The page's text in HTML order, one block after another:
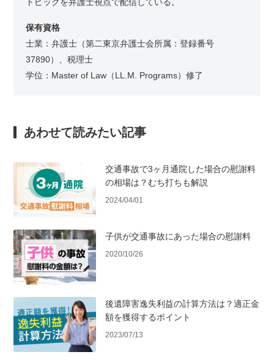
保有資格
士業：弁護士（第二東京弁護士会所属：登録番号
37890）、税理士
学位：Master of Law（LL.M. Programs）修了
あわせて読みたい記事
交通事故で3ヶ月通院した場合の慰謝料
の相場は？むち打ちも解説
2024/04/01
子供が交通事故にあった場合の慰謝料
2020/10/26
後遺障害逸失利益の計算方法は？適正金
額を獲得するポイント
2023/07/13